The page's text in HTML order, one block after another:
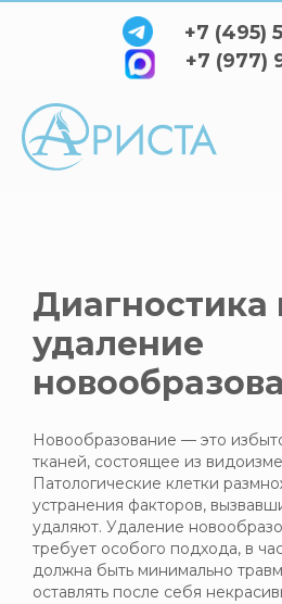
+7 (977)
+7 (495)
Диагностика
удаление
Новообразование — это
тканей, состоящее из
Патологические клетки
устранения факторов,
удаляют. Удаление
требует особого подхода, в
должна быть минимально
оставлять после себя